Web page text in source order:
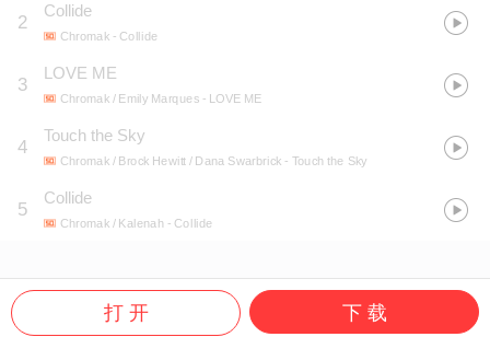
2
Collide
Chromak - Collide
3
LOVE ME
Chromak / Emily Marques- LOVE ME
4
Touch the Sky
Chromak / Brock Hewitt / Dana Swarbrick - Touch the Sky
5
Collide
Chromak / Kalenah - Collide
打 开 下 载